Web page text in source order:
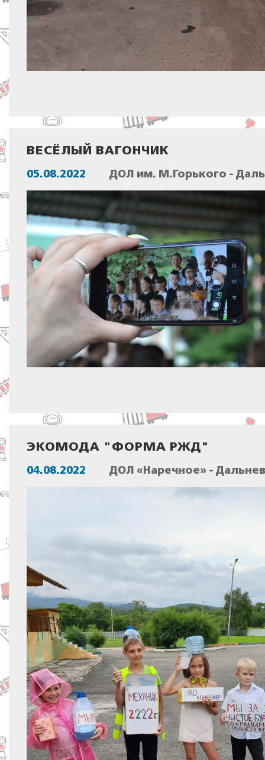
ВЕСЁЛЫЙ ВАГОНЧИК
05.08.2022 ДОЛ им. М.Горького -
ЭКОМОДА "ФОРМА РЖД"
04.08.2022 ДОЛ «Наречное» -